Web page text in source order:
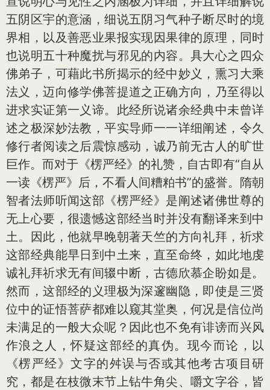
五阴区宇的意涵，细说五阴习气种子断尽时的境
界相，以及善恶业果报实现因果律的原理，同时
也说明五十种魔扰与邪见的内容。具大心之四众
佛弟子，可藉此书所揭示的经中妙义，熏习大乘
法义，迈向修学佛菩提道之正确方向，乃至得以
进求实证第一义谛。此经所说诸余经典中未曾详
述之极深妙法教，平实导师一一详细阐述，令久
修行者阅读之后震惊感动，诚乃前无古人的旷世
巨作。而对于《楞严经》的礼赞，自古即有“自从
一读《楞严》后，不看人间糟粕书”的盛誉。隋朝
智者法师听闻这部《楞严经》是阐述诸佛世尊的
无上心要，很遗憾这部经当时并没有翻译来到中
土。因此，他就早晚朝著天竺的方向礼拜，祈求
这部经典能早日到中土来，直至命终，如此地虔
诚礼拜祈求无有间辍中断，古德欣慕企盼如是。
然而，这部经的义理极为深邃幽隐，即使是三贤
位中的证悟菩萨都难以窥其堂奥，何况是信位尚
未满足的一般大众呢？因此也不免有诽谤而兴风
作浪之人，怀疑这部经的真伪。现今而论，以
《楞严经》文字的舛误与否或其他考古项目研
究，都是在枝微末节上钻牛角尖、嚼文字谷，皆